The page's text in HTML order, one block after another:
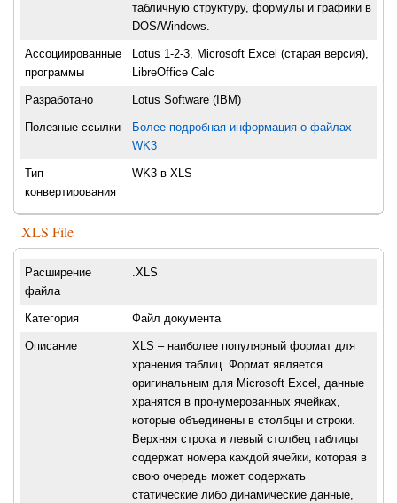
табличную структуру, формулы и графики в
DOS/Windows.
Ассоциированные
программы
Lotus 1-2-3, Microsoft Excel (старая версия),
LibreOffice Calc
Разработано Lotus Software (IBM)
Полезные ссылки
Более подробная информация о файлах
WK3
Тип
конвертирования
WK3 в XLS
XLS File
Расширение
файла
.XLS
Категория Файл документа
Описание
XLS – наиболее популярный формат для
хранения таблиц. Формат является
оригинальным для Microsoft Excel, данные
хранятся в пронумерованных ячейках,
которые объединены в столбцы и строки.
Верхняя строка и левый столбец таблицы
содержат номера каждой ячейки, которая в
свою очередь может содержать
статические либо динамические данные,